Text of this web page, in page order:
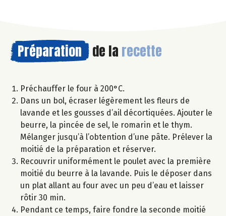
Préparation de la recette
Préchauffer le four à 200°C.
Dans un bol, écraser légèrement les fleurs de
lavande et les gousses d’ail décortiquées. Ajouter le
beurre, la pincée de sel, le romarin et le thym.
Mélanger jusqu’à l’obtention d’une pâte. Prélever la
moitié de la préparation et réserver.
Recouvrir uniformément le poulet avec la première
moitié du beurre à la lavande. Puis le déposer dans
un plat allant au four avec un peu d’eau et laisser
rôtir 30 min.
Pendant ce temps, faire fondre la seconde moitié